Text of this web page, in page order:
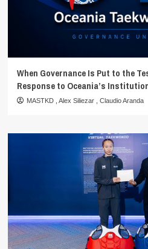
When Governance Is Put to the
Response to Oceania’s
MASTKD , Alex Siliezar , Claudio Aranda